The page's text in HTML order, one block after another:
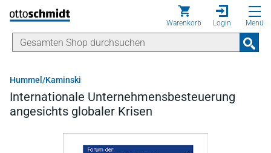
Direkt zum Inhalt
Warenkorb Login Menü
Hummel/Kaminski
Internationale Unternehmensbesteuerung
angesichts globaler Krisen